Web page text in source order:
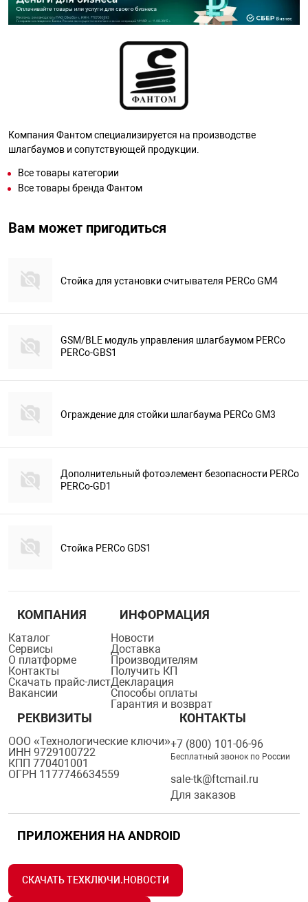
Компания Фантом специализируется на производстве
шлагбаумов и сопутствующей продукции.
Все товары категории
Все товары бренда Фантом
Вам может пригодиться
Стойка для установки считывателя PERCo GM4
GSM/BLE модуль управления шлагбаумом PERCo
PERCo-GBS1
Ограждение для стойки шлагбаума PERCo GM3
Дополнительный фотоэлемент безопасности PERCo
PERCo-GD1
Стойка PERCo GDS1
КОМПАНИЯ
Каталог
Сервисы
О платформе
Контакты
Скачать прайс-лист
Вакансии
ИНФОРМАЦИЯ
Новости
Доставка
Производителям
Получить КП
Декларация
Способы оплаты
Гарантия и возврат
РЕКВИЗИТЫ
ООО «Технологические ключи»
ИНН 9729100722
КПП 770401001
ОГРН 1177746634559
КОНТАКТЫ
+7 (800) 101-06-96
Бесплатный звонок по России
sale-tk@ftcmail.ru
Для заказов
ПРИЛОЖЕНИЯ НА ANDROID
СКАЧАТЬ ТЕХКЛЮЧИ.НОВОСТИ